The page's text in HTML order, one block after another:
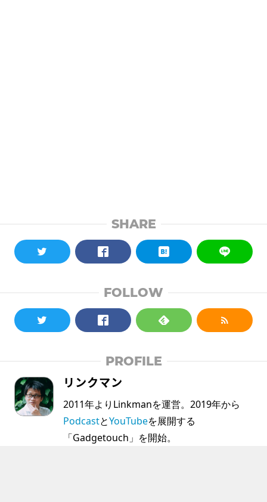
SHARE
FOLLOW
PROFILE
リンクマン
2011年よりLinkmanを運営。2019年から
PodcastとYouTubeを展開する
「Gadgetouch」を開始。